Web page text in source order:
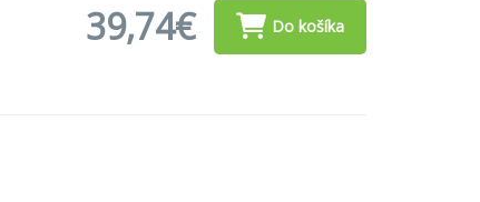
39,74€ Do košíka